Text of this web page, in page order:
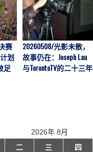
赛
划
足
20260508/光影未散，
故事仍在：Joseph Lau
与TorontoTV的二十三年
2026年 8月
二 三 四